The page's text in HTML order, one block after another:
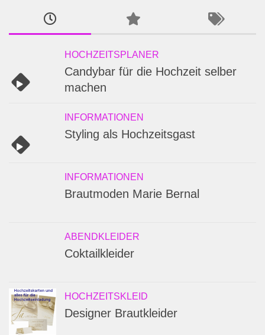
HOCHZEITSPLANER
Candybar für die Hochzeit selber
machen
INFORMATIONEN
Styling als Hochzeitsgast
INFORMATIONEN
Brautmoden Marie Bernal
ABENDKLEIDER
Coktailkleider
HOCHZEITSKLEID
Designer Brautkleider